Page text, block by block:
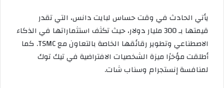
يأتي الحادث في وقت حساس لبايت دانس، التي تقدر
قيمتها بـ 300 مليار دولار، حيث تكثف استثماراتها في الذكاء
الاصطناعي وتطوير رقائقها الخاصة بالتعاون مع TSMC. كما
أطلقت مؤخرًا ميزة الشخصيات الافتراضية في تيك توك
لمنافسة إنستجرام وسناب شات.